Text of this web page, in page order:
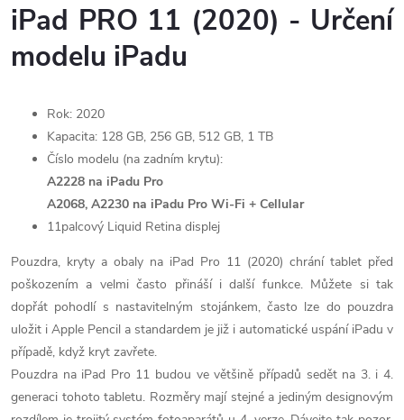
v
l
p
r
v
k
iPad PRO 11 (2020) - Určení
modelu iPadu
Rok: 2020
Kapacita: 128 GB, 256 GB, 512 GB, 1 TB
Číslo modelu (na zadním krytu):
A2228 na iPadu Pro
A2068, A2230 na iPadu Pro Wi-Fi + Cellular
11palcový Liquid Retina displej
Pouzdra, kryty a obaly na iPad Pro 11 (2020) chrání tablet před
poškozením a velmi často přináší i další funkce. Můžete si tak
dopřát pohodlí s nastavitelným stojánkem, často lze do pouzdra
uložit i Apple Pencil a standardem je již i automatické uspání iPadu v
případě, když kryt zavřete.
Pouzdra na iPad Pro 11 budou ve většině případů sedět na 3. i 4.
generaci tohoto tabletu. Rozměry mají stejné a jediným designovým